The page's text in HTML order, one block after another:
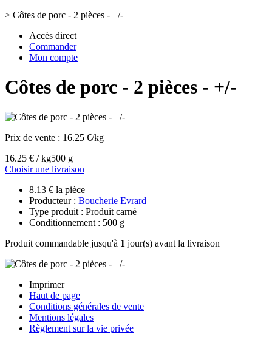
> Côtes de porc - 2 pièces - +/-
Accès direct
Commander
Mon compte
Côtes de porc - 2 pièces - +/-
Prix de vente : 16.25 €/kg
16.25 € / kg500 g
Choisir une livraison
8.13 € la pièce
Producteur : Boucherie Evrard
Type produit : Produit carné
Conditionnement : 500 g
Produit commandable jusqu'à 1 jour(s) avant la livraison
Imprimer
Haut de page
Conditions générales de vente
Mentions légales
Règlement sur la vie privée